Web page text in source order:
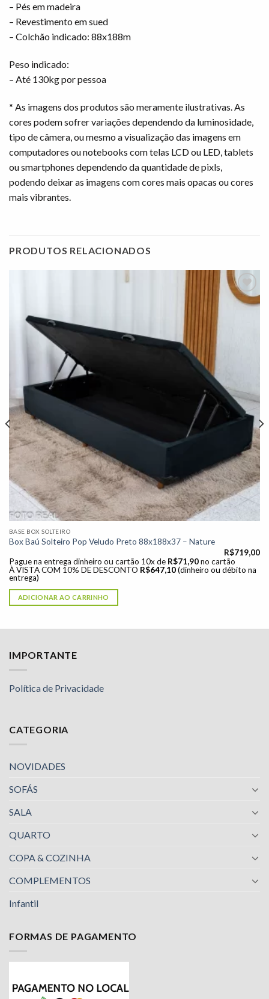
– Pés em madeira
– Revestimento em sued
– Colchão indicado: 88x188m
Peso indicado:
– Até 130kg por pessoa
* As imagens dos produtos são meramente ilustrativas. As
cores podem sofrer variações dependendo da luminosidade,
tipo de câmera, ou mesmo a visualização das imagens em
computadores ou notebooks com telas LCD ou LED, tablets
ou smartphones dependendo da quantidade de pixls,
podendo deixar as imagens com cores mais opacas ou cores
mais vibrantes.
PRODUTOS RELACIONADOS
BASE BOX SOLTEIRO
Box Baú Solteiro Pop Veludo Preto 88x188x37 – Nature
R$719,00
Pague na entrega dinheiro ou cartão 10x de R$71,90 no cartão
À VISTA COM 10% DE DESCONTO R$647,10 (dinheiro ou débito na
entrega)
ADICIONAR AO CARRINHO
IMPORTANTE
Política de Privacidade
CATEGORIA
NOVIDADES
SOFÁS
SALA
QUARTO
COPA & COZINHA
COMPLEMENTOS
Infantil
FORMAS DE PAGAMENTO
para responder às suas perguntas. Pergunte-